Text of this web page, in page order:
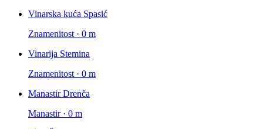
Vinarska kuća Spasić
Znamenitost · 0 m
Vinarija Stemina
Znamenitost · 0 m
Manastir Drenča
Manastir · 0 m